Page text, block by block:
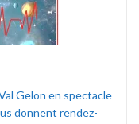
Gelon en spectacle
donnent rendez-